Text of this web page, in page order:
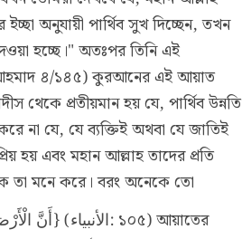
অনুযায়ী পার্থিব সুখ দিচ্ছেন, তখন
হচ্ছে।" অতঃপর তিনি এই
৪/১৪৫)কুরআনের এই আয়াত
থেকে প্রতীয়মান হয় যে, পার্থিব উন্নতি
না যে, যে ব্যক্তিই অথবা যে জাতিই
হয় এবং মহান আল্লাহ তাদের প্রতি
তা মনে করে। বরং অনেকে তো